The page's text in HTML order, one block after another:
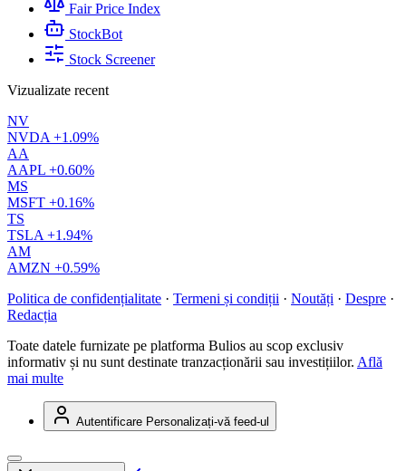
Fair Price Index
StockBot
Stock Screener
Vizualizate recent
NV
NVDA +1.09%
AA
AAPL +0.60%
MS
MSFT +0.16%
TS
TSLA +1.94%
AM
AMZN +0.59%
Politica de confidențialitate · Termeni și condiții · Noutăți · Despre ·
Redacția
Toate datele furnizate pe platforma Bulios au scop exclusiv
informativ și nu sunt destinate tranzacționării sau investițiilor. Află
mai multe
Autentificare Personalizați-vă feed-ul